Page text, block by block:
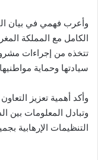
وأعرب فهمي في بيان
الكامل مع المملكة
تتخذه من إجراءات
سيادتها وحماية
وأكد أهمية تعزيز
وتبادل المعلومات بين
التنظيمات الإرهابية